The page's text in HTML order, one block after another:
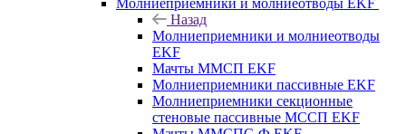
Молниеприемники и молниеотводы EKF
Назад
Молниеприемники и молниеотводы
EKF
Мачты ММСП EKF
Молниеприемники пассивные EKF
Молниеприемники секционные
стеновые пассивные МССП EKF